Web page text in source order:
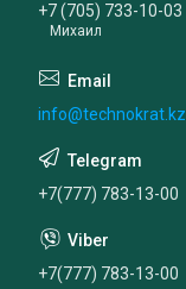
+7 (705) 733-10-03
Михаил
info@technokrat.kz
+7(777) 783-13-00
+7(777) 783-13-00